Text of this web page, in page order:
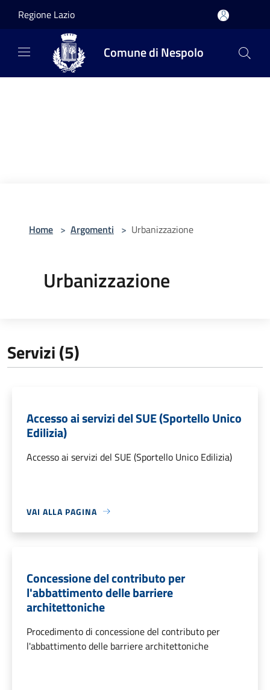
Regione Lazio
Comune di Nespolo
Home > Argomenti > Urbanizzazione
Urbanizzazione
Servizi (5)
Accesso ai servizi del SUE (Sportello Unico
Edilizia)
Accesso ai servizi del SUE (Sportello Unico Edilizia)
VAI ALLA PAGINA
Concessione del contributo per
l'abbattimento delle barriere
architettoniche
Procedimento di concessione del contributo per
l'abbattimento delle barriere architettoniche